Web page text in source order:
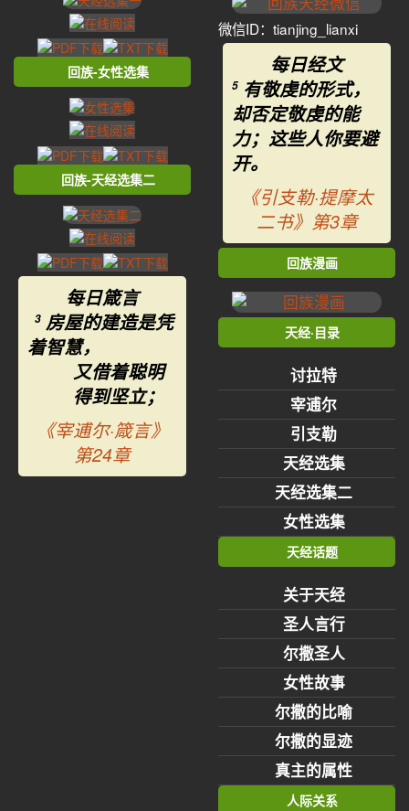
回族-女性选集
回族-天经选集二
每日箴言
3 房屋的建造是凭
着智慧，
又借着聪明
得到坚立；
《宰逋尔·箴言》
第24章
微信ID：tianjing_lianxi
每日经文
5 有敬虔的形式，
却否定敬虔的能
力；这些人你要避
开。
《引支勒·提摩太
二书》第3章
回族漫画
天经·目录
讨拉特
宰逋尔
引支勒
天经选集
天经选集二
女性选集
天经话题
关于天经
圣人言行
尔撒圣人
女性故事
尔撒的比喻
尔撒的显迹
真主的属性
人际关系